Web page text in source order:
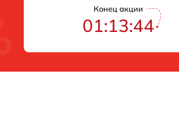
Конец акции
01:13:43